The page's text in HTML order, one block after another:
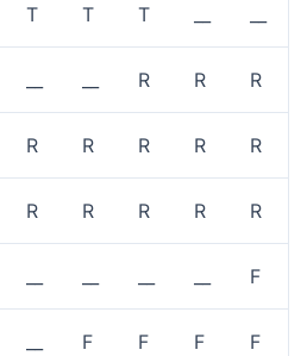
T T T
R R R
R R R R R
R R R R R
F
F F F F